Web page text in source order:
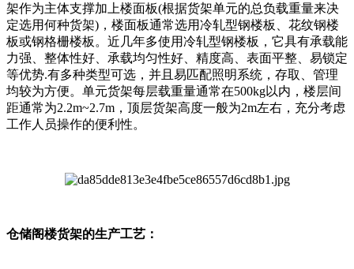
架作为主体支撑加上楼面板(根据货架单元的总负载重量来决
定选用何种货架)，楼面板通常选用冷轧型钢楼板、花纹钢楼
板或钢格栅楼板。近几年多使用冷轧型钢楼板，它具有承载能
力强、整体性好、承载均匀性好、精度高、表面平整、易锁定
等优势.有多种类型可选，并且易匹配照明系统，存取、管理
均较为方便。单元货架每层载重量通常在500kg以内，楼层间
距通常为2.2m~2.7m，顶层货架高度一般为2m左右，充分考虑
工作人员操作的便利性。
仓储阁楼货架的生产工艺：